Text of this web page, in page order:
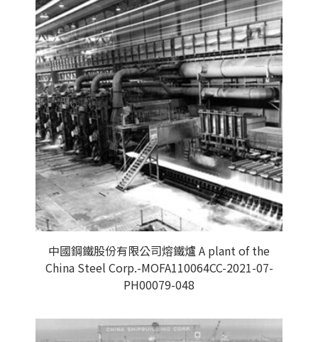
中國鋼鐵股份有限公司熔鐵爐 A plant of the
China Steel Corp.-MOFA110064CC-2021-07-
PH00079-048